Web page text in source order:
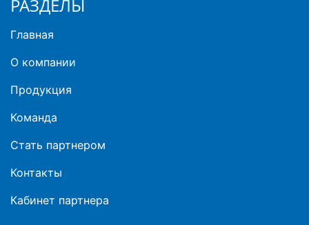
РАЗДЕЛЫ
Главная
О компании
Продукция
Команда
Стать партнером
Контакты
Кабинет партнера